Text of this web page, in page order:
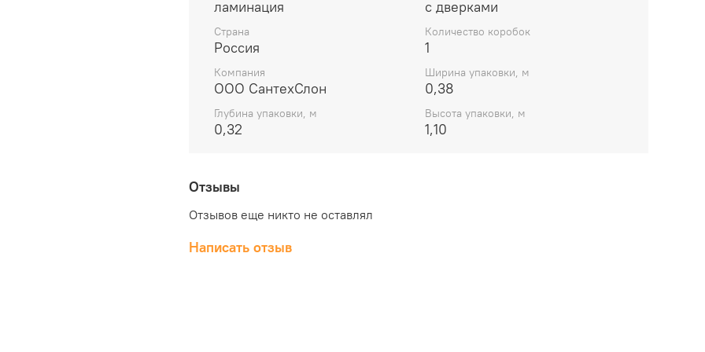
ламинация с дверками
Страна
Россия
Количество коробок
1
Компания
ООО СантехСлон
Ширина упаковки, м
0,38
Глубина упаковки, м
0,32
Высота упаковки, м
1,10
Отзывы
Отзывов еще никто не оставлял
Написать отзыв